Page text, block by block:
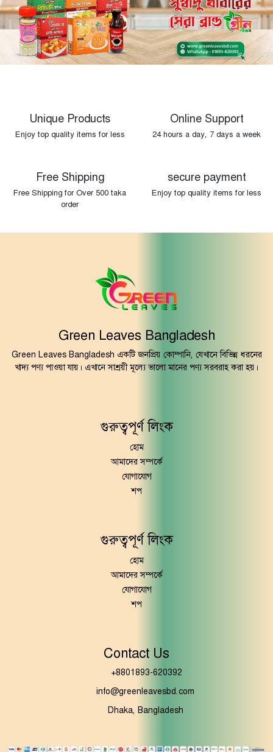
Unique Products
Enjoy top quality items for less
Online Support
24 hours a day, 7 days a week
Free Shipping
Free Shipping for Over 500 taka
order
secure payment
Enjoy top quality items for less
Green Leaves Bangladesh
Green Leaves Bangladesh একটি জনপ্রিয় কোম্পানি, যেখানে বিভিন্ন ধরনের
খাদ্য পণ্য পাওয়া যায়। এখানে সাশ্রয়ী মূল্যে ভালো মানের পণ্য সরবরাহ করা হয়।
গুরুত্বপূর্ণ লিংক
হোম
আমাদের সম্পর্কে
যোগাযোগ
শপ
গুরুত্বপূর্ণ লিংক
হোম
আমাদের সম্পর্কে
যোগাযোগ
শপ
Contact Us
+8801893-620392
info@greenleavesbd.com
Dhaka, Bangladesh